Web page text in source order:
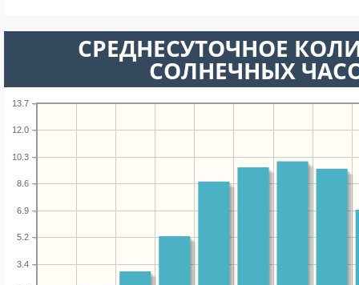
СРЕДНЕСУТОЧНОЕ
СОЛНЕЧНЫХ
3.4
5.2
6.9
8.6
10.3
12.0
13.7